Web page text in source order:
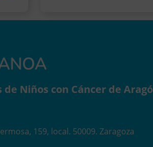
Niños con Cáncer de
159, local. 50009. Zaragoza